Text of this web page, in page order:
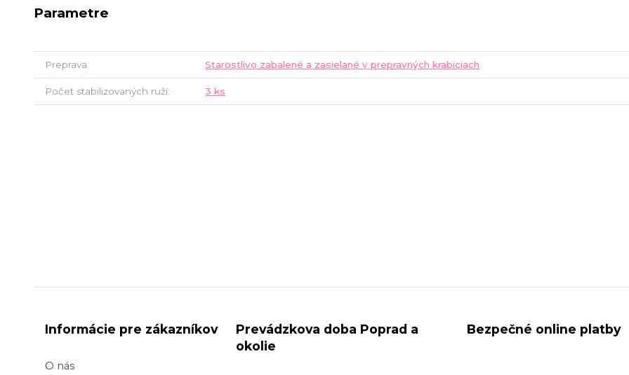
Parametre
Preprava Starostlivo zabalené a zasielané v prepravných krabiciach
Počet stabilizovaných ruží 3 ks
Informácie pre zákazníkov
O nás
Prevádzkova doba Poprad a
okolie
Bezpečné online platby